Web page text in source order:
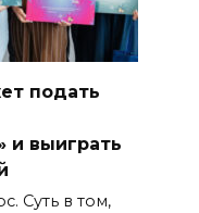
подать
и выиграть
Суть в том,